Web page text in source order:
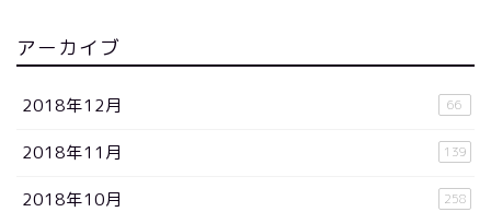
アーカイブ
2018年12月 66
2018年11月 139
2018年10月 258